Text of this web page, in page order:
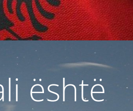
është